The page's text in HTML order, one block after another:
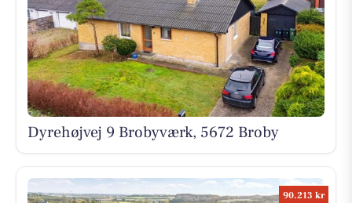
Dyrehøjvej 9 Brobyværk, 5672 Broby
90.213 kr